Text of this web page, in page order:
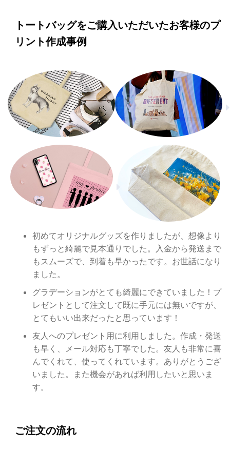
トートバッグをご購入いただいたお客様のプ
リント作成事例
初めてオリジナルグッズを作りましたが、想像より
もずっと綺麗で見本通りでした。入金から発送まで
もスムーズで、到着も早かったです。お世話になり
ました。
グラデーションがとても綺麗にできていました！プ
レゼントとして注文して既に手元には無いですが、
とてもいい出来だったと思っています！
友人へのプレゼント用に利用しました。作成・発送
も早く、メール対応も丁寧でした。友人も非常に喜
んでくれて、使ってくれています。ありがとうござ
いました。また機会があれば利用したいと思いま
す。
ご注文の流れ